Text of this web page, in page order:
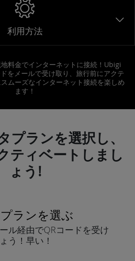
利用方法
料金でインターネットに接続！Ubigi
をメールで受け取り、旅行前にアクテ
ムーズなインターネット接続を楽しめ
ます！
プランを選択し、
ティベートしまし
ょう!
ランを選ぶ
ル経由でQRコードを受け
う！早い！